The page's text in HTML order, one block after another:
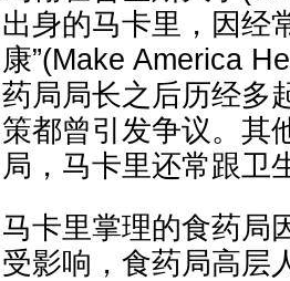
出身的马卡里，因经
康”(Make America
药局局长之后历经多
策都曾引发争议。其
局，马卡里还常跟卫
马卡里掌理的食药局
受影响，食药局高层